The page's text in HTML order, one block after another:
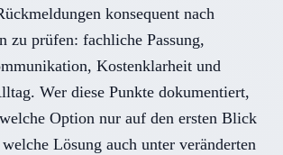
konsequent nach
zu prüfen: fachliche Passung,
Kostenklarheit und
Wer diese Punkte dokumentiert,
Option nur auf den ersten Blick
Lösung auch unter veränderten